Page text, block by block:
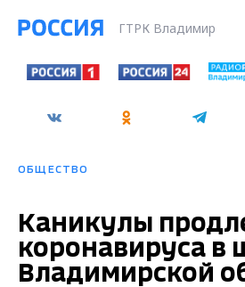
ГТРК Владимир
ОБЩЕСТВО
Каникулы
коронавируса в
Владимирской